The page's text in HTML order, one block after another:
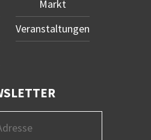
Markt
Veranstaltungen